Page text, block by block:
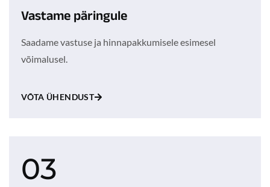
Vastame päringule
Saadame vastuse ja hinnapakkumisele esimesel
võimalusel.
VÕTA ÜHENDUST
03